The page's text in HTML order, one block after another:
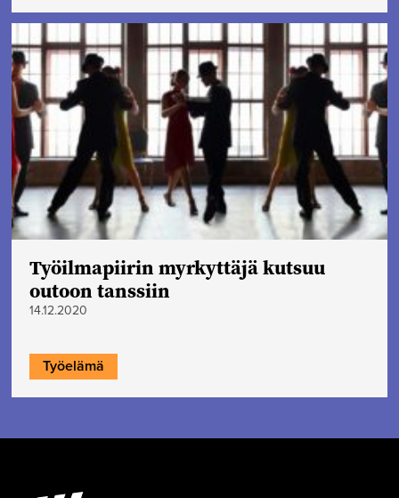
Työilmapiirin myrkyttäjä kutsuu
outoon tanssiin
14.12.2020
Työelämä